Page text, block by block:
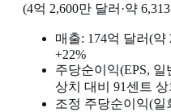
(4억 2,600만 달러·약
매출: 174억 달러(약
+22%
주당순이익(EPS, 일
상치 대비 91센트 상
조정 주당순이익(일